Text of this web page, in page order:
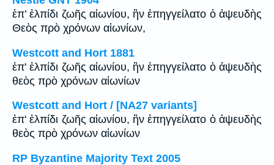
ἐπ’ ἐλπίδι ζωῆς αἰωνίου, ἣν ἐπηγγείλατο ὁ ἀψευδὴς
Θεὸς πρὸ χρόνων αἰωνίων,
Westcott and Hort 1881
ἐπ' ἐλπίδι ζωῆς αἰωνίου, ἣν ἐπηγγείλατο ὁ ἀψευδὴς
θεὸς πρὸ χρόνων αἰωνίων
Westcott and Hort / [NA27 variants]
ἐπ' ἐλπίδι ζωῆς αἰωνίου, ἣν ἐπηγγείλατο ὁ ἀψευδὴς
θεὸς πρὸ χρόνων αἰωνίων
RP Byzantine Majority Text 2005